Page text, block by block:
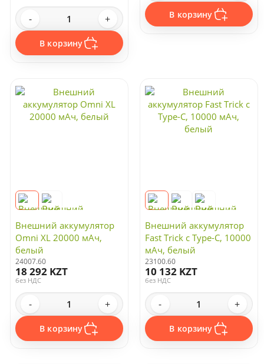
- +
В корзину
В корзину
Внешний аккумулятор
Omni XL 20000 мАч,
белый
24007.60
18 292 KZT
без НДС
- +
В корзину
Внешний аккумулятор
Fast Trick с Type-C, 10000
мАч, белый
23100.60
10 132 KZT
без НДС
- +
В корзину